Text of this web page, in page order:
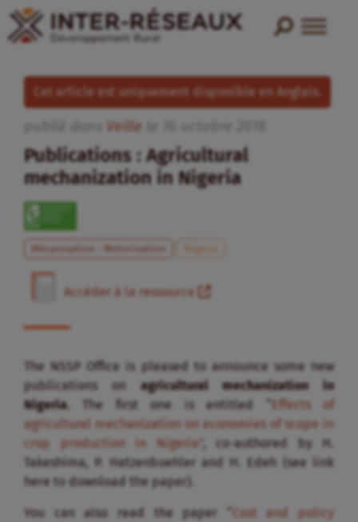
Cet article est uniquement disponible en Anglais.
Veille
Publications : Agricultural
mechanization in Nigeria
Mécanisation - Motorisation Nigeria
Accéder à la ressource
The NSSP Office is pleased to announce some new
publications on agricultural mechanization in
Nigeria. The first one is entitled “ Effects of
agricultural mechanization on economies of scope in
crop production in Nigeria”
, co-authored by H.
Takeshima, P. Hatzenbuehler and H. Edeh (see link
here to download the paper).
You can also read the paper “ Cost and policy